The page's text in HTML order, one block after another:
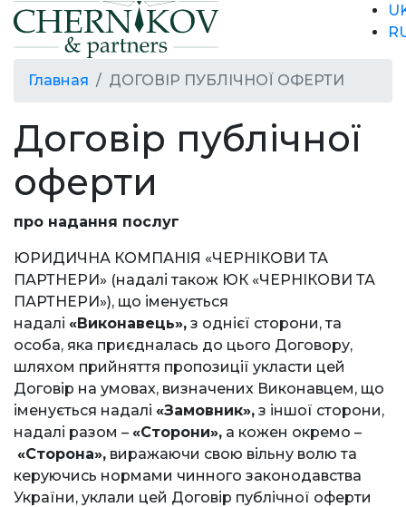
Главная ДОГОВІР ПУБЛІЧНОЇ ОФЕРТИ
Договір публічної
оферти
про надання послуг
ЮРИДИЧНА КОМПАНІЯ «ЧЕРНІКОВИ ТА
ПАРТНЕРИ» (надалі також ЮК «ЧЕРНІКОВИ ТА
ПАРТНЕРИ»), що іменується
надалі «Виконавець», з однієї сторони, та
особа, яка приєдналась до цього Договору,
шляхом прийняття пропозиції укласти цей
Договір на умовах, визначених Виконавцем, що
іменується надалі «Замовник», з іншої сторони,
надалі разом – «Сторони», а кожен окремо –
«Сторона», виражаючи свою вільну волю та
керуючись нормами чинного законодавства
України, уклали цей Договір публічної оферти